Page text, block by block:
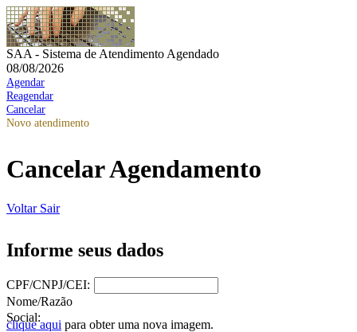
SAA - Sistema de Atendimento Agendado
08/08/2026
Agendar
Reagendar
Cancelar
Novo atendimento
Cancelar Agendamento
Voltar Sair
Informe seus dados
CPF/CNPJ/CEI:
Nome/Razão
Social:
clique aqui para obter uma nova imagem.